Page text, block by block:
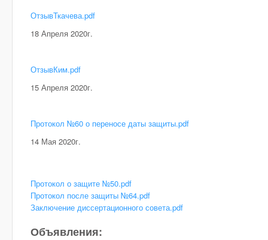
ОтзывТкачева.pdf
18 Апреля 2020г.
ОтзывКим.pdf
15 Апреля 2020г.
Протокол №60 о переносе даты защиты.pdf
14 Мая 2020г.
Протокол о защите №50.pdf
Протокол после защиты №64.pdf
Заключение диссертационного совета.pdf
Объявления: